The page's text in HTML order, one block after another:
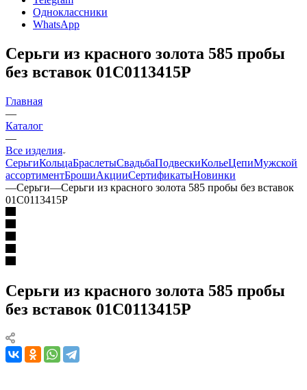
Одноклассники
WhatsApp
Серьги из красного золота 585 пробы
без вставок 01С0113415Р
Главная
—
Каталог
—
Все изделия
СерьгиКольцаБраслетыСвадьбаПодвескиКольеЦепиМужской
ассортиментБрошиАкцииСертификатыНовинки
—Серьги—Серьги из красного золота 585 пробы без вставок
01С0113415Р
Серьги из красного золота 585 пробы
без вставок 01С0113415Р